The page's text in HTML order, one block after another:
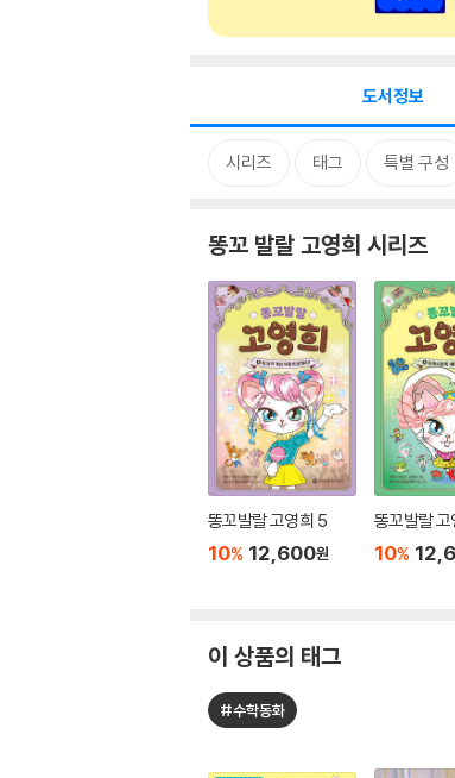
도서정보
시리즈 태그 특별 구성
똥꼬 발랄 고영희 시리즈
똥꼬발랄 고영희 5
10% 12,600원
똥꼬발랄
10%
이 상품의 태그
#수학동화